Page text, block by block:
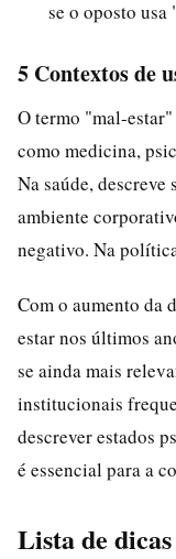
se o oposto
5 Contextos de
O termo "mal-
como medicina,
Na saúde,
ambiente
negativo. Na
Com o aumento da
estar nos últimos
se ainda mais
institucionais
descrever estados
é essencial para a
Lista de